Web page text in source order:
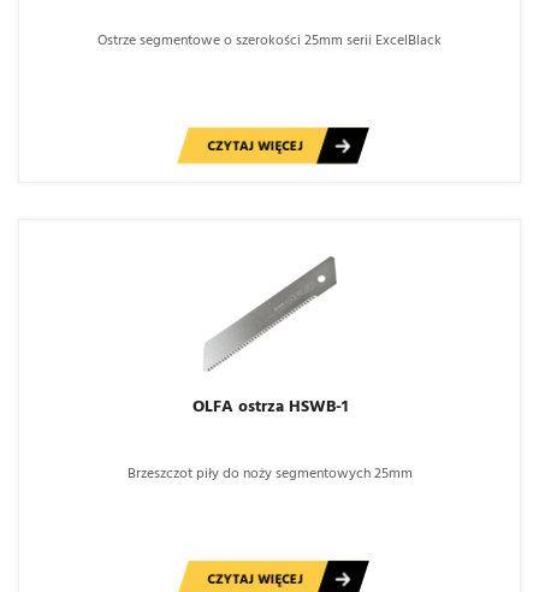
Ostrze segmentowe o szerokości 25mm serii ExcelBlack
CZYTAJ WIĘCEJ
OLFA ostrza HSWB-1
Brzeszczot piły do noży segmentowych 25mm
CZYTAJ WIĘCEJ